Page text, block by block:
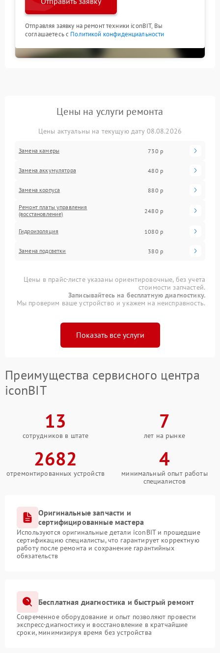
Отправляя заявку на ремонт техники iconBIT, Вы
соглашаетесь с Политикой конфиденциальности
Цены на услуги ремонта
Цены актуальны на текущую дату 08.08.2026
Замена камеры 730 р
Замена аккумулятора 480 р
Замена корпуса 880 р
Ремонт платы управления
(восстановление)
2480 р
Гидроизоляция 1080 р
Замена подсветки 380 р
Цены в прайс-листе указаны ориентировочные, без учета
стоимости запчастей.
Записывайтесь на бесплатную диагностику.
Мы проверим ваше устройство и укажем на неисправность.
Показать все услуги
Преимущества сервисного центра
iconBIT
13
сотрудников в штате
7
лет на рынке
2682
отремонтированных устройств
4
минимальный опыт работы
специалистов
Оригинальные запчасти и
сертифицированные мастера
Используются оригинальные детали iconBIT и прошедшие
сертификацию специалисты, что гарантирует корректную
работу после ремонта и сохранение гарантийных
обязательств
Бесплатная диагностика и быстрый ремонт
Современное оборудование и опыт позволяют провести
экспресс-диагностику и восстановление в кратчайшие
сроки, минимизируя время без устройства